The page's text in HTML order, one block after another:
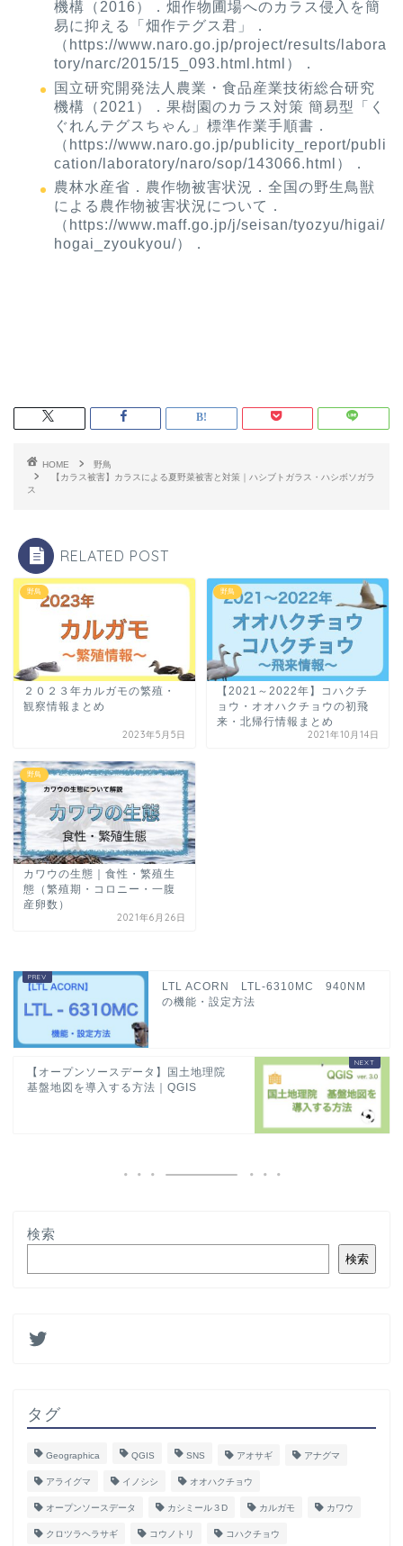
機構（2016）．畑作物圃場へのカラス侵入を簡
易に抑える「畑作テグス君」．
（https://www.naro.go.jp/project/results/labora
tory/narc/2015/15_093.html.html）．
国立研究開発法人農業・食品産業技術総合研究
機構（2021）．果樹園のカラス対策 簡易型「く
ぐれんテグスちゃん」標準作業手順書．
（https://www.naro.go.jp/publicity_report/publi
cation/laboratory/naro/sop/143066.html）．
農林水産省．農作物被害状況．全国の野生鳥獣
による農作物被害状況について．
（https://www.maff.go.jp/j/seisan/tyozyu/higai/
hogai_zyoukyou/）．
HOME
野鳥
【カラス被害】カラスによる夏野菜被害と対策｜ハシブトガラス・ハシボソガラ
ス
RELATED POST
野鳥
２０２３年カルガモの繁殖・
観察情報まとめ
2023年5月5日
野鳥
【2021～2022年】コハクチ
ョウ・オオハクチョウの初飛
来・北帰行情報まとめ
2021年10月14日
野鳥
カワウの生態｜食性・繁殖生
態（繁殖期・コロニー・一腹
産卵数）
2021年6月26日
LTL ACORN LTL-6310MC 940NM
の機能・設定方法
【オープンソースデータ】国土地理院
基盤地図を導入する方法｜QGIS
検索
検索
タグ
Geographica QGIS SNS アオサギ アナグマ
アライグマ イノシシ オオハクチョウ
オープンソースデータ カシミール３D カルガモ カワウ
クロツラヘラサギ コウノトリ コハクチョウ